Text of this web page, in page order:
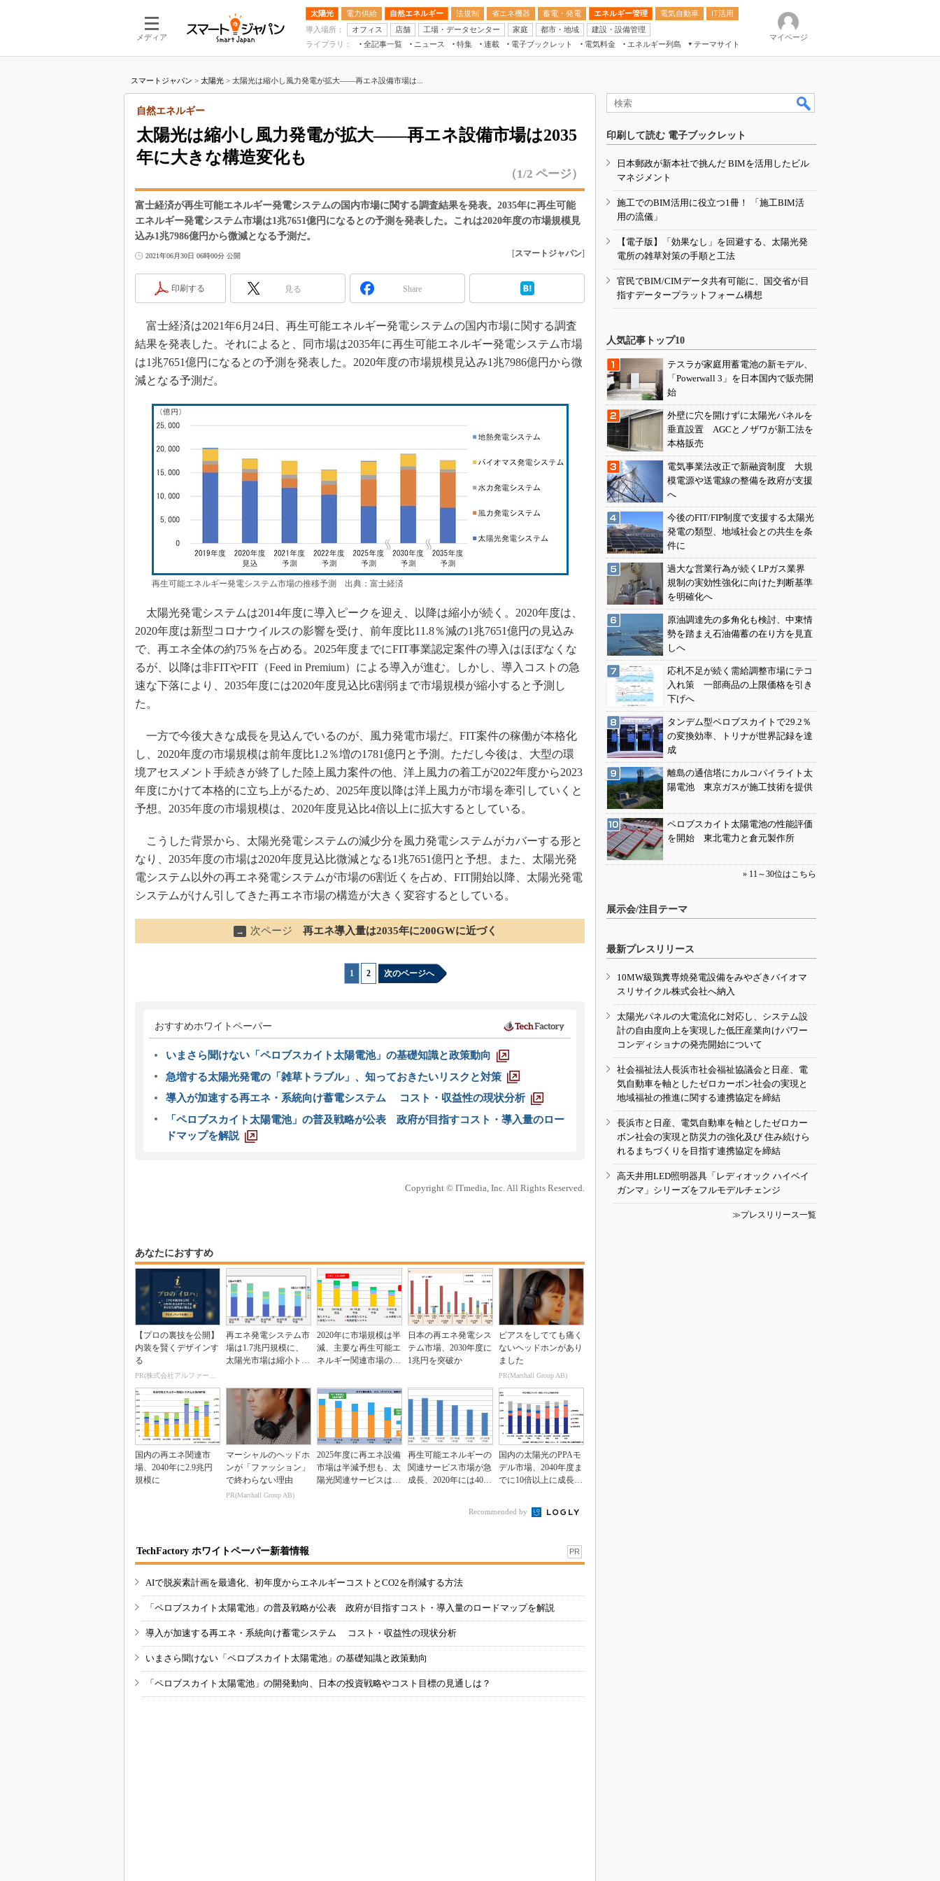
メディア
太陽光 電力供給 自然エネルギー 法規制 省エネ機器 蓄電・発電 エネルギー管理 電気自動車
IT活用
導入場所：
オフィス 店舗 工場・データセンター 家庭 都市・地域
建設・設備管理
ライブラリ：
全記事一覧 ニュース 特集 連載 電子ブックレット 電気料金 エネルギー列島
テーマサイト
電気料金ガイドブック
空調特集
BEMS
キーワード解説
マイページ
スマートジャパン > 太陽光 > 太陽光は縮小し風力発電が拡大――再エネ設備市場は...
太陽光は縮小し風力発電が拡大――再エネ設備市場は2035
年に大きな構造変化も
自然エネルギー
（1/2 ページ）
富士経済が再生可能エネルギー発電システムの国内市場に関する調査結果を発表。2035年に再生可能
エネルギー発電システム市場は1兆7651億円になるとの予測を発表した。これは2020年度の市場規模見
込み1兆7986億円から微減となる予測だ。
2021年06月30日 06時00分 公開 [スマートジャパン]
印刷する 見る Share
富士経済は2021年6月24日、再生可能エネルギー発電システムの国内市場に関する調査
結果を発表した。それによると、同市場は2035年に再生可能エネルギー発電システム市場
は1兆7651億円になるとの予測を発表した。2020年度の市場規模見込み1兆7986億円から微
減となる予測だ。
再生可能エネルギー発電システム市場の推移予測 出典：富士経済
太陽光発電システムは2014年度に導入ピークを迎え、以降は縮小が続く。2020年度は、
2020年度は新型コロナウイルスの影響を受け、前年度比11.8％減の1兆7651億円の見込み
で、再エネ全体の約75％を占める。2025年度までにFIT事業認定案件の導入はほぼなくな
るが、以降は非FITやFIT（Feed in Premium）による導入が進む。しかし、導入コストの急
速な下落により、2035年度には2020年度見込比6割弱まで市場規模が縮小すると予測し
た。
一方で今後大きな成長を見込んでいるのが、風力発電市場だ。FIT案件の稼働が本格化
し、2020年度の市場規模は前年度比1.2％増の1781億円と予測。ただし今後は、大型の環
境アセスメント手続きが終了した陸上風力案件の他、洋上風力の着工が2022年度から2023
年度にかけて本格的に立ち上がるため、2025年度以降は洋上風力が市場を牽引していくと
予想。2035年度の市場規模は、2020年度見込比4倍以上に拡大するとしている。
こうした背景から、太陽光発電システムの減少分を風力発電システムがカバーする形と
なり、2035年度の市場は2020年度見込比微減となる1兆7651億円と予想。また、太陽光発
電システム以外の再エネ発電システムが市場の6割近くを占め、FIT開始以降、太陽光発電
システムがけん引してきた再エネ市場の構造が大きく変容するとしている。
→ 次ページ 再エネ導入量は2035年に200GWに近づく
1 2 次のページへ
おすすめホワイトペーパー
いまさら聞けない「ペロブスカイト太陽電池」の基礎知識と政策動向
急増する太陽光発電の「雑草トラブル」、知っておきたいリスクと対策
導入が加速する再エネ・系統向け蓄電システム コスト・収益性の現状分析
「ペロブスカイト太陽電池」の普及戦略が公表 政府が目指すコスト・導入量のロー
ドマップを解説
Copyright © ITmedia, Inc. All Rights Reserved.
あなたにおすすめ
【プロの裏技を公開】
内装を賢くデザインす
る
PR(株式会社アルファーテクノ)
再エネ発電システム市
場は1.7兆円規模に、
太陽光市場は縮小トレ
2020年に市場規模は半
減、主要な再生可能エ
ネルギー関連市場の展
日本の再エネ発電シス
テム市場、2030年度に
1兆円を突破か
ピアスをしてても痛く
ないヘッドホンがあり
ました
PR(Marshall Group AB)
国内の再エネ関連市
場、2040年に2.9兆円
規模に
マーシャルのヘッドホ
ンが「ファッション」
で終わらない理由
PR(Marshall Group AB)
2025年度に再エネ設備
市場は半減予想も、太
陽光関連サービスは倍
再生可能エネルギーの
関連サービス市場が急
成長、2020年には4000
国内の太陽光のPPAモ
デル市場、2040年度ま
でに10倍以上に成長の
Recommended by
TechFactory ホワイトペーパー新着情報 PR
AIで脱炭素計画を最適化、初年度からエネルギーコストとCO2を削減する方法
「ペロブスカイト太陽電池」の普及戦略が公表 政府が目指すコスト・導入量のロードマップを解説
導入が加速する再エネ・系統向け蓄電システム コスト・収益性の現状分析
いまさら聞けない「ペロブスカイト太陽電池」の基礎知識と政策動向
「ペロブスカイト太陽電池」の開発動向、日本の投資戦略やコスト目標の見通しは？
印刷して読む 電子ブックレット
日本郵政が新本社で挑んだ BIMを活用したビル
マネジメント
施工でのBIM活用に役立つ1冊！ 「施工BIM活
用の流儀」
【電子版】「効果なし」を回避する、太陽光発
電所の雑草対策の手順と工法
官民でBIM/CIMデータ共有可能に、国交省が目
指すデータープラットフォーム構想
人気記事トップ10
テスラが家庭用蓄電池の新モデル、
「Powerwall 3」を日本国内で販売開
始
外壁に穴を開けずに太陽光パネルを
垂直設置 AGCとノザワが新工法を
本格販売
電気事業法改正で新融資制度 大規
模電源や送電線の整備を政府が支援
へ
今後のFIT/FIP制度で支援する太陽光
発電の類型、地域社会との共生を条
件に
過大な営業行為が続くLPガス業界
規制の実効性強化に向けた判断基準
を明確化へ
原油調達先の多角化も検討、中東情
勢を踏まえ石油備蓄の在り方を見直
しへ
応札不足が続く需給調整市場にテコ
入れ策 一部商品の上限価格を引き
下げへ
タンデム型ペロブスカイトで29.2％
の変換効率、トリナが世界記録を達
成
離島の通信塔にカルコパイライト太
陽電池 東京ガスが施工技術を提供
ペロブスカイト太陽電池の性能評価
を開始 東北電力と倉元製作所
» 11～30位はこちら
展示会/注目テーマ
最新プレスリリース
10MW級鶏糞専焼発電設備をみやざきバイオマ
スリサイクル株式会社へ納入
太陽光パネルの大電流化に対応し、システム設
計の自由度向上を実現した低圧産業向けパワー
コンディショナの発売開始について
社会福祉法人長浜市社会福祉協議会と日産、電
気自動車を軸としたゼロカーボン社会の実現と
地域福祉の推進に関する連携協定を締結
長浜市と日産、電気自動車を軸としたゼロカー
ボン社会の実現と防災力の強化及び 住み続けら
れるまちづくりを目指す連携協定を締結
高天井用LED照明器具「レディオック ハイベイ
ガンマ」シリーズをフルモデルチェンジ
≫プレスリリース一覧